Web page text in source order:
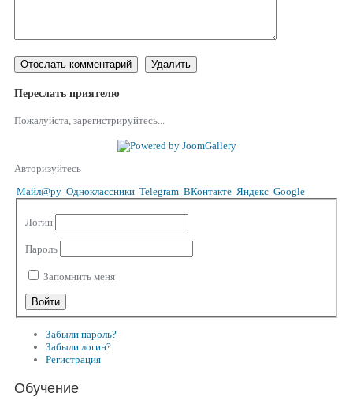
Переслать приятелю
Пожалуйста, зарегистрируйтесь...
Авторизуйтесь
Майл@ру Одноклассники Telegram ВКонтакте Яндекс Google
Логин
Пароль
Запомнить меня
Забыли пароль?
Забыли логин?
Регистрация
Обучение